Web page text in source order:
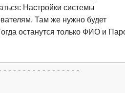
Настройки системы
Там же нужно будет
останутся только ФИО и